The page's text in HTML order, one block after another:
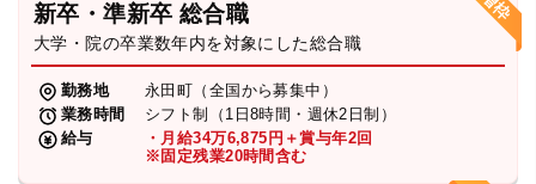
新卒・準新卒 総合職
大学・院の卒業数年内を対象にした総合職
勤務地
永田町（全国から募集中）
業務時間
シフト制（1日8時間・週休2日制）
給与
・月給34万6,875円＋賞与年2回
※固定残業20時間含む
弁護士・税理士
費用